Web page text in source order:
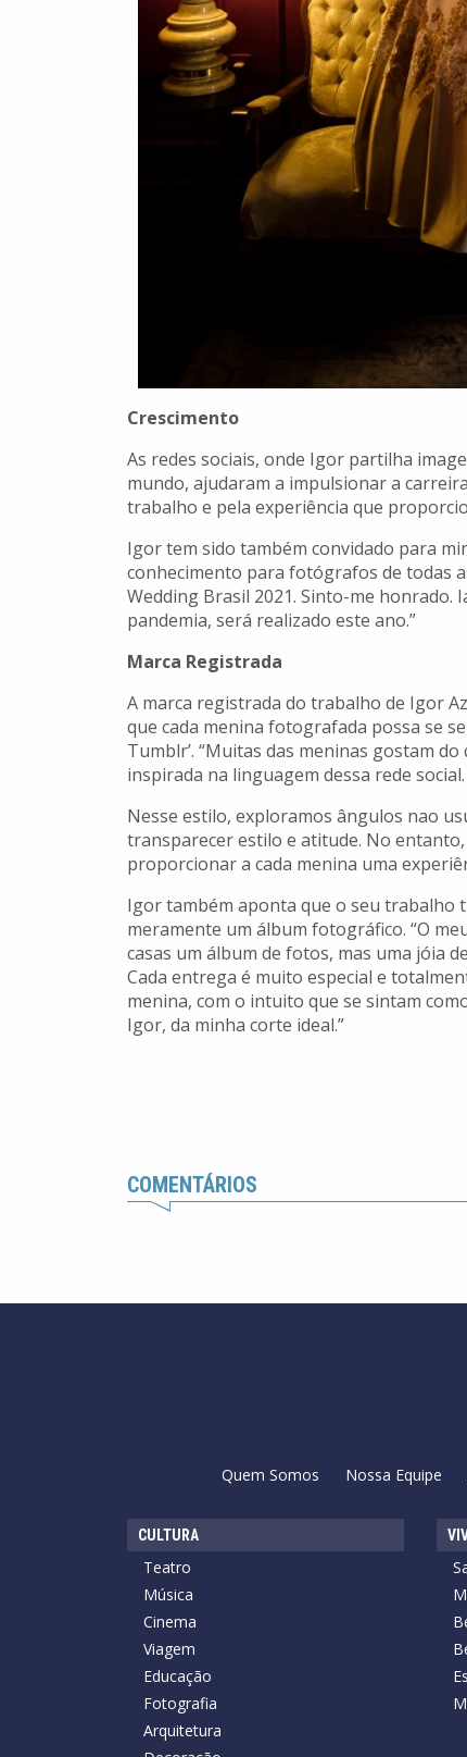
Crescimento
As redes sociais, onde Igor partilha
mundo, ajudaram a impulsionar a
trabalho e pela experiência que
Igor tem sido também convidado para
conhecimento para fotógrafos de todas
Wedding Brasil 2021. Sinto-me honrado.
pandemia, será realizado este ano.”
Marca Registrada
A marca registrada do trabalho de Igor
que cada menina fotografada possa se
Tumblr’. “Muitas das meninas gostam
inspirada na linguagem dessa rede social.
Nesse estilo, exploramos ângulos nao
transparecer estilo e atitude. No
proporcionar a cada menina uma
Igor também aponta que o seu trabalho
meramente um álbum fotográfico. “O
casas um álbum de fotos, mas uma jóia
Cada entrega é muito especial e
menina, com o intuito que se sintam
Igor, da minha corte ideal.”
COMENTÁRIOS
Quem Somos Nossa Equipe
CULTURA
Teatro
Música
Cinema
Viagem
Educação
Fotografia
Arquitetura